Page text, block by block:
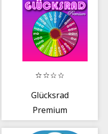
Glücksrad
Premium